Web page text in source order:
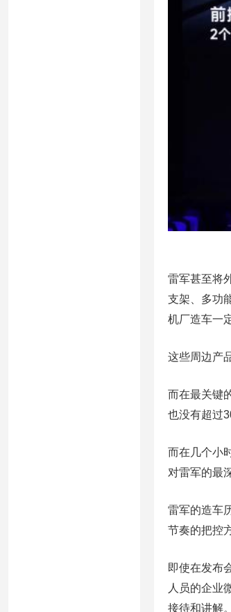
雷军甚至将
支架、多功
机厂造车一
这些周边产
而在最关键
也没有超过
而在几个小
对雷军的最
雷军的造车
节奏的把控
即使在发布
人员的企业
接待和讲解